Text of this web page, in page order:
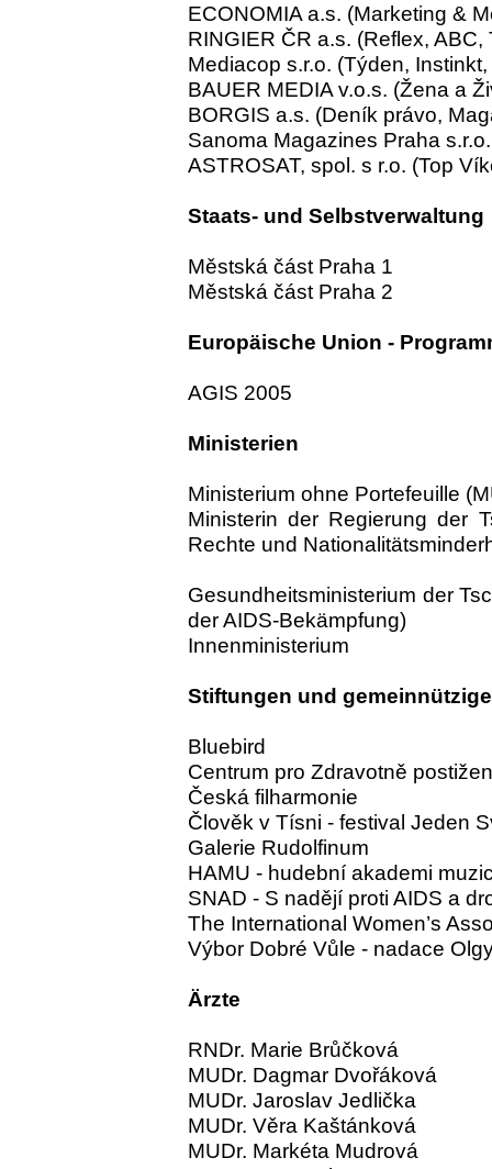
ECONOMIA a.s. (Marketing &
RINGIER ČR a.s. (Reflex,
Mediacop s.r.o. (Týden,
BAUER MEDIA v.o.s. (Žena a
BORGIS a.s. (Deník právo,
Sanoma Magazines Praha
ASTROSAT, spol. s r.o. (Top
Staats- und Selbstverwaltung
Městská část Praha 1
Městská část Praha 2
Europäische Union -
AGIS 2005
Ministerien
Ministerium ohne Portefeuille
Ministerin der Regierung der
Rechte und
Gesundheitsministerium der
der AIDS-Bekämpfung)
Innenministerium
Stiftungen und
Bluebird
Centrum pro Zdravotně
Česká filharmonie
Člověk v Tísni - festival Jeden
Galerie Rudolfinum
HAMU - hudební akademi
SNAD - S nadějí proti AIDS a
The International Women’s
Výbor Dobré Vůle - nadace
Ärzte
RNDr. Marie Brůčková
MUDr. Dagmar Dvořáková
MUDr. Jaroslav Jedlička
MUDr. Věra Kaštánková
MUDr. Markéta Mudrová